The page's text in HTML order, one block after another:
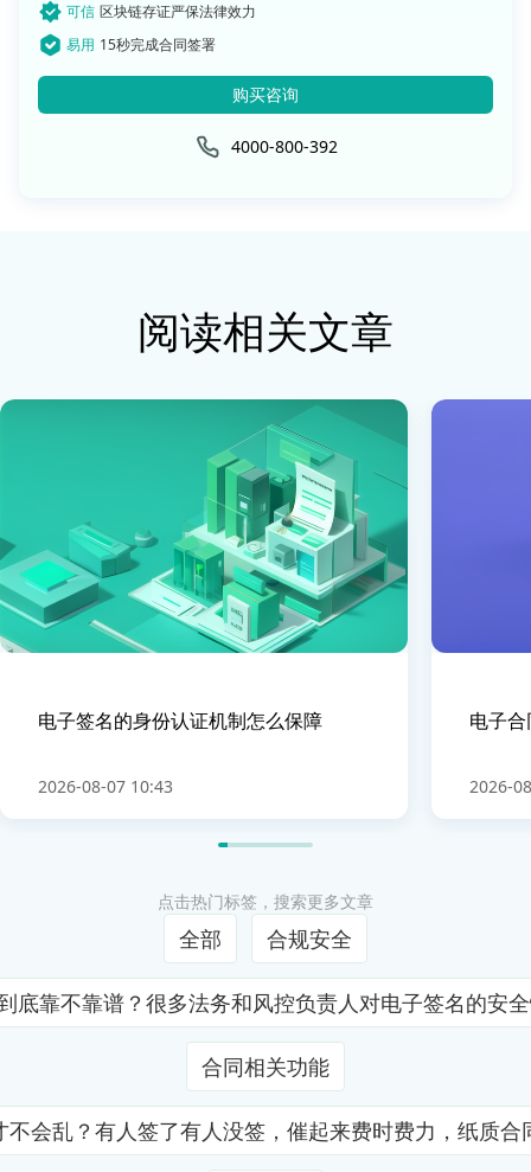
可信 区块链存证严保法律效力
易用 15秒完成合同签署
购买咨询
4000-800-392
阅读相关文章
电子签名的身份认证机制怎么保障
2026-08-07 10:43
电子
2026-
点击热门标签，搜索更多文章
全部 合规安全
靠不靠谱？很多法务和风控负责人对电子签名的
合同相关功能
会乱？有人签了有人没签，催起来费时费力，纸质